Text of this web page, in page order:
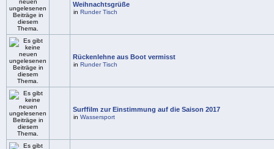
Weihnachtsgrüße
in Runder Tisch
Rückenlehne aus Boot vermisst
in Runder Tisch
Surffilm zur Einstimmung auf die Saison 2017
in Wassersport